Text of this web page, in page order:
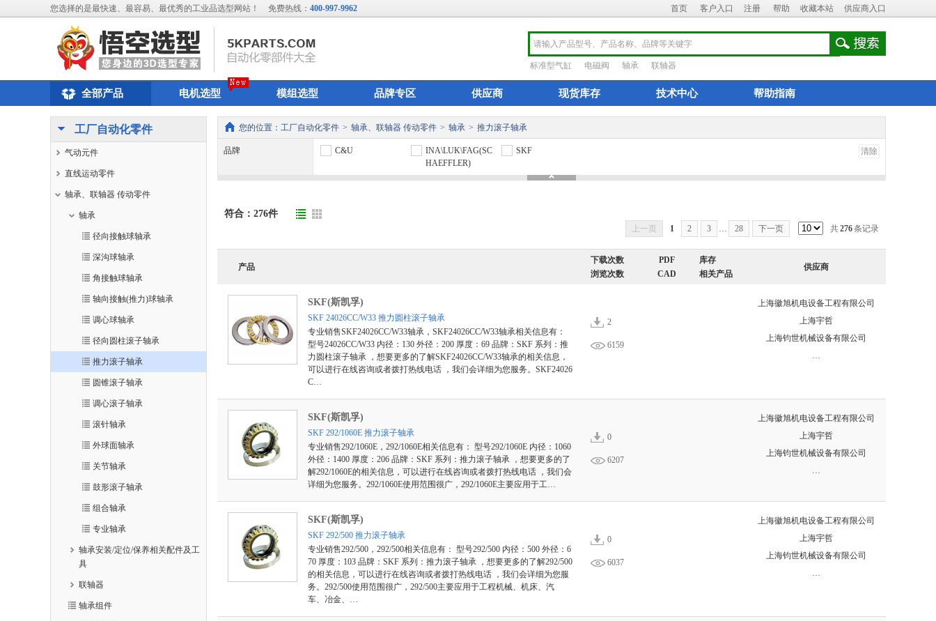
您选择的是最快速、最容易、最优秀的工业品选型网站！ 免费热线： 400-997-9962 首页 客户入口 注册 帮助 收藏本站 供应商入口
标准型气缸 电磁阀 轴承 联轴器
全部产品 电机选型 模组选型 品牌专区 供应商 现货库存 技术中心 帮助指南
工厂自动化零件
气动元件
直线运动零件
轴承、联轴器 传动零件
轴承
径向接触球轴承
深沟球轴承
角接触球轴承
轴向接触(推力)球轴承
调心球轴承
径向圆柱滚子轴承
推力滚子轴承
圆锥滚子轴承
调心滚子轴承
滚针轴承
外球面轴承
关节轴承
鼓形滚子轴承
组合轴承
专业轴承
轴承安装/定位/保养相关配件及工
具
联轴器
轴承组件
您的位置： 工厂自动化零件 > 轴承、联轴器 传动零件 > 轴承 > 推力滚子轴承
品牌 清除
C&U
INA\LUK\FAG(SC
HAEFFLER)
SKF
符合： 276件
上一页 1 2 3 … 28 下一页 共276条记录
产品 供应商
库存
相关产品
PDF
CAD
下载次数
浏览次数
SKF(斯凯孚)
SKF 24026CC/W33 推力圆柱滚子轴承
专业销售SKF24026CC/W33轴承，SKF24026CC/W33轴承相关信息有：
型号24026CC/W33 内径：130 外径：200 厚度：69 品牌：SKF 系列：推
力圆柱滚子轴承 ，想要更多的了解SKF24026CC/W33轴承的相关信息，
可以进行在线咨询或者拨打热线电话 ，我们会详细为您服务。SKF24026
C…
上海徽旭机电设备工程有限公司
上海宇哲
上海钧世机械设备有限公司
…
2
6159
SKF(斯凯孚)
SKF 292/1060E 推力滚子轴承
专业销售292/1060E，292/1060E相关信息有： 型号292/1060E 内径：1060
外径：1400 厚度：206 品牌：SKF 系列：推力滚子轴承 ，想要更多的了
解292/1060E的相关信息，可以进行在线咨询或者拨打热线电话 ，我们会
详细为您服务。292/1060E使用范围很广，292/1060E主要应用于工…
上海徽旭机电设备工程有限公司
上海宇哲
上海钧世机械设备有限公司
…
0
6207
SKF(斯凯孚)
SKF 292/500 推力滚子轴承
专业销售292/500，292/500相关信息有： 型号292/500 内径：500 外径：6
70 厚度：103 品牌：SKF 系列：推力滚子轴承 ，想要更多的了解292/500
的相关信息，可以进行在线咨询或者拨打热线电话 ，我们会详细为您服
务。292/500使用范围很广，292/500主要应用于工程机械、机床、汽
车、冶金、…
上海徽旭机电设备工程有限公司
上海宇哲
上海钧世机械设备有限公司
…
0
6037